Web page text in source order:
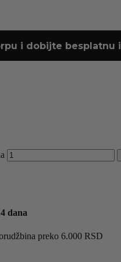
i dobijte besplatnu
dana
preko 6.000 RSD